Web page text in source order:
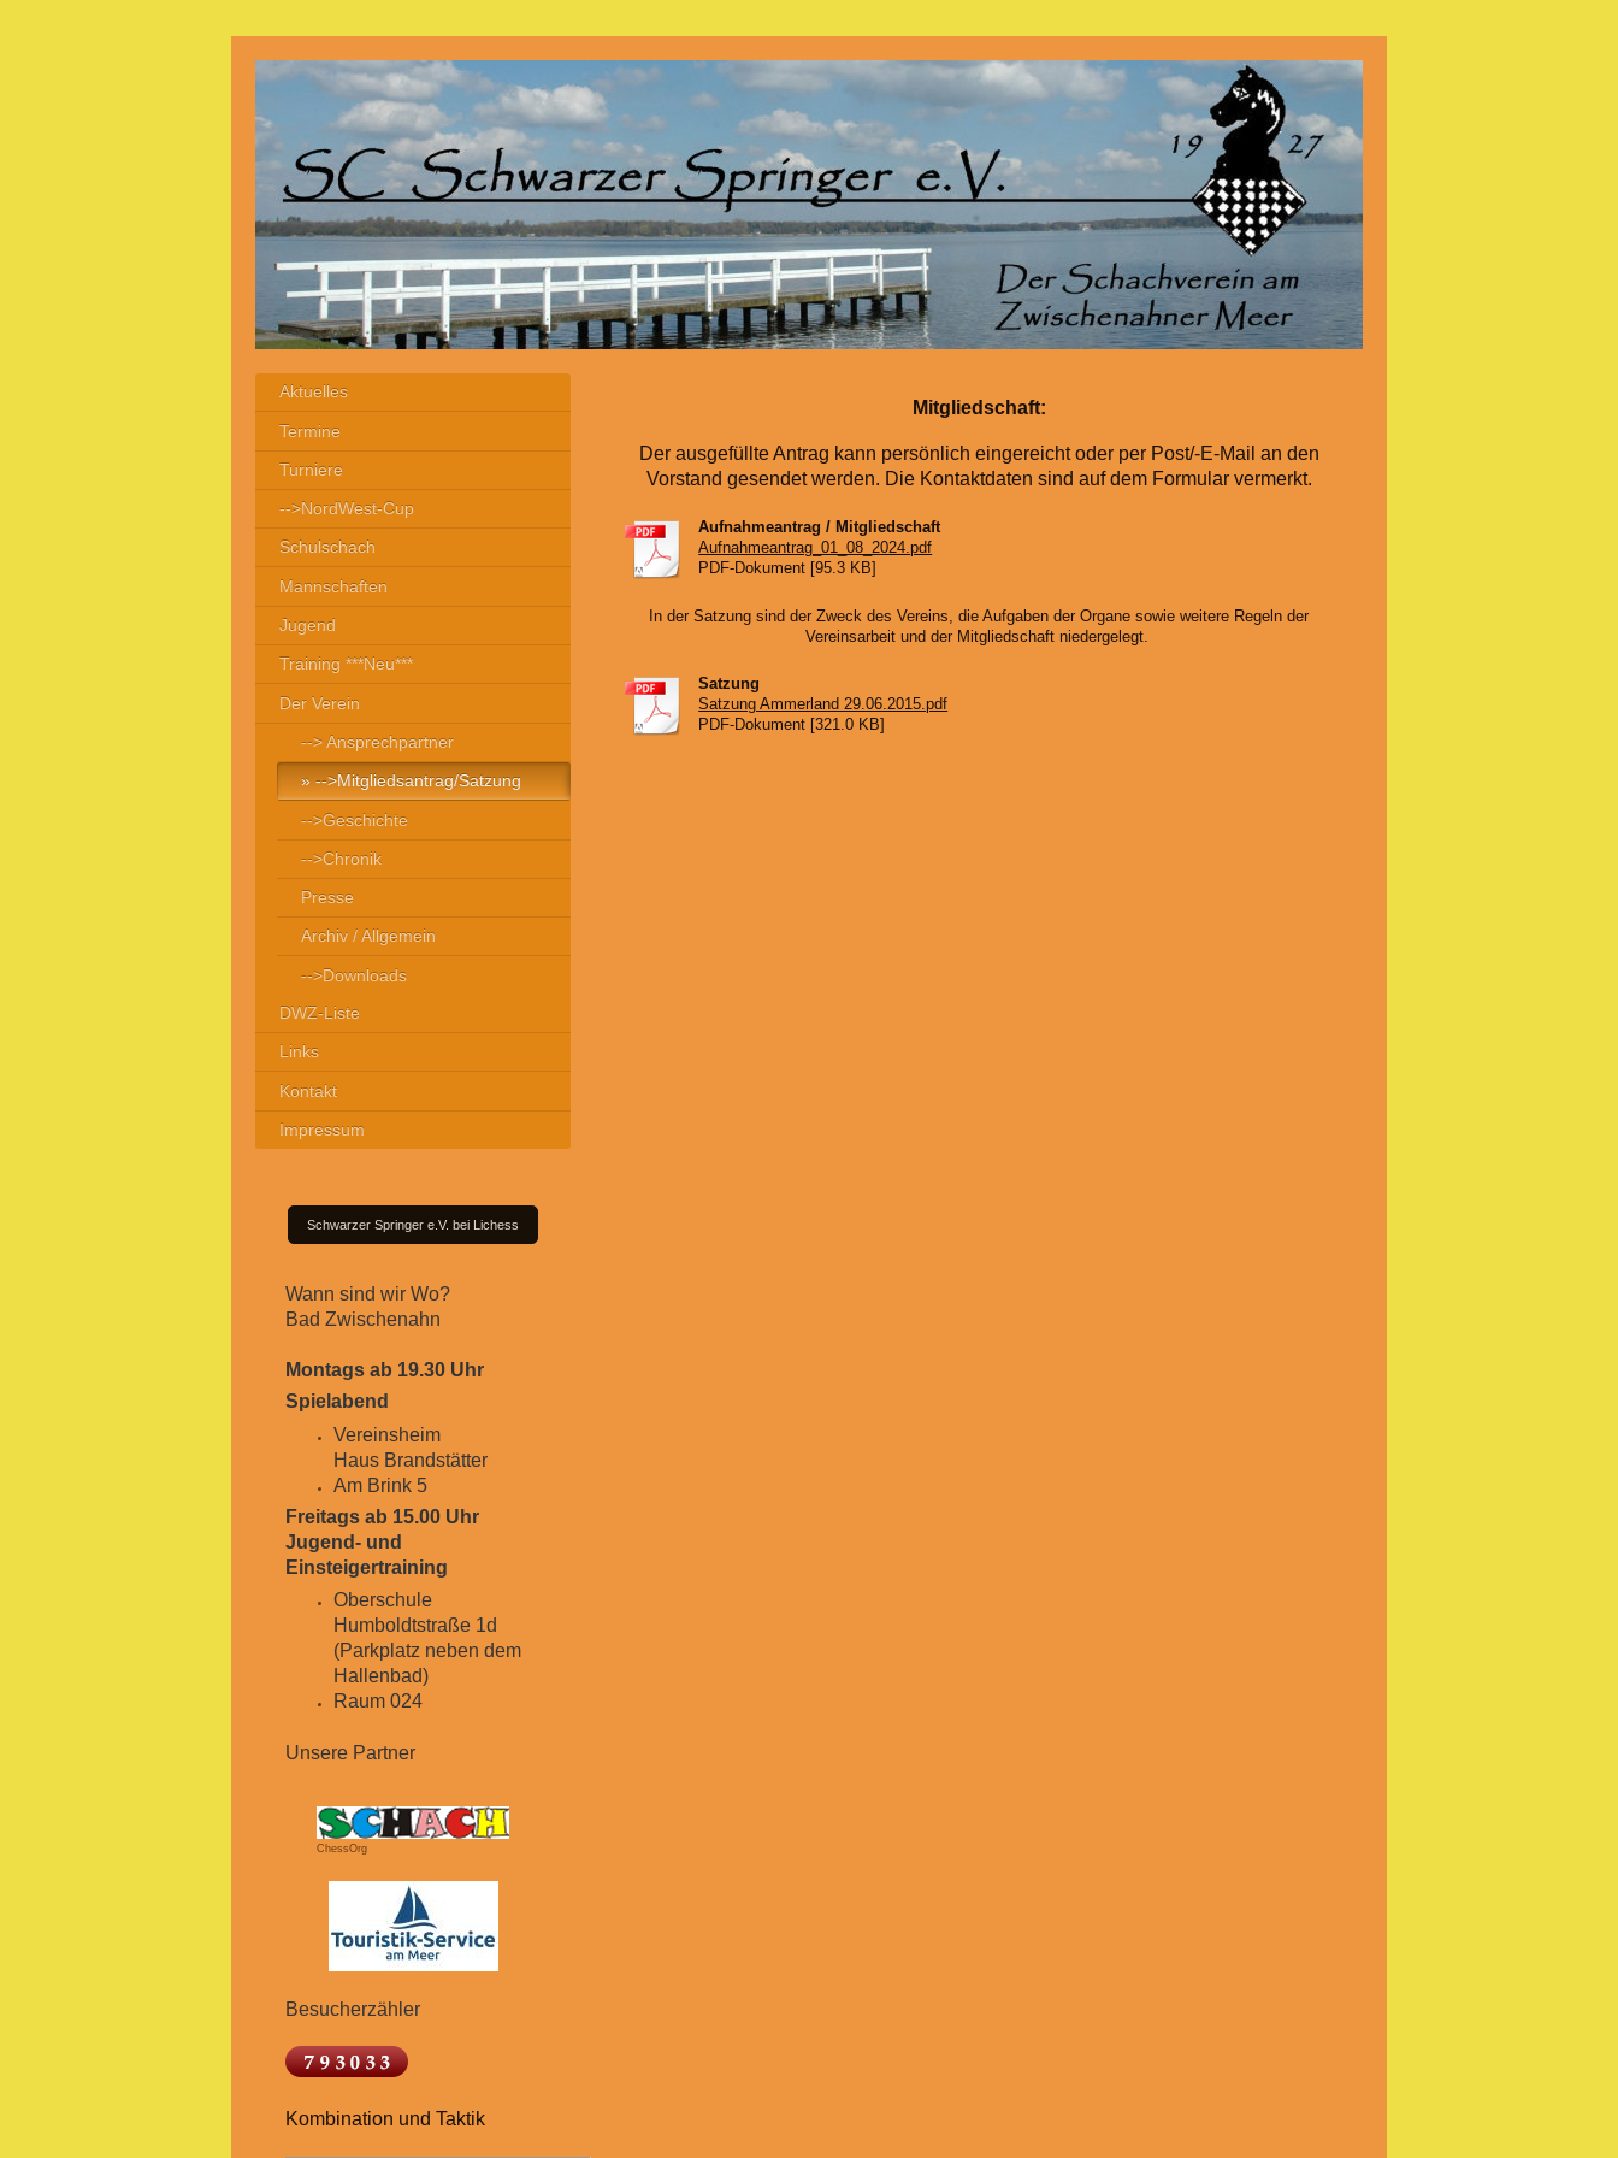
Mitgliedschaft:
Der ausgefüllte Antrag kann persönlich eingereicht oder per Post/-E-Mail an den
Vorstand gesendet werden. Die Kontaktdaten sind auf dem Formular vermerkt.
Aufnahmeantrag / Mitgliedschaft
Aufnahmeantrag_01_08_2024.pdf
PDF-Dokument [95.3 KB]
In der Satzung sind der Zweck des Vereins, die Aufgaben der Organe sowie weitere Regeln der
Vereinsarbeit und der Mitgliedschaft niedergelegt.
Satzung
Satzung Ammerland 29.06.2015.pdf
PDF-Dokument [321.0 KB]
Aktuelles
Termine
Turniere
-->NordWest-Cup
Schulschach
Mannschaften
Jugend
Training ***Neu***
Der Verein
--> Ansprechpartner
-->Mitgliedsantrag/Satzung
-->Geschichte
-->Chronik
Presse
Archiv / Allgemein
-->Downloads
DWZ-Liste
Links
Kontakt
Impressum
Schwarzer Springer e.V. bei Lichess
Wann sind wir Wo?
Bad Zwischenahn
Montags ab 19.30 Uhr
Spielabend
Vereinsheim
Haus Brandstätter
Am Brink 5
Freitags ab 15.00 Uhr
Jugend- und
Einsteigertraining
Oberschule
Humboldtstraße 1d
(Parkplatz neben dem
Hallenbad)
Raum 024
Unsere Partner
ChessOrg
Besucherzähler
Kombination und Taktik